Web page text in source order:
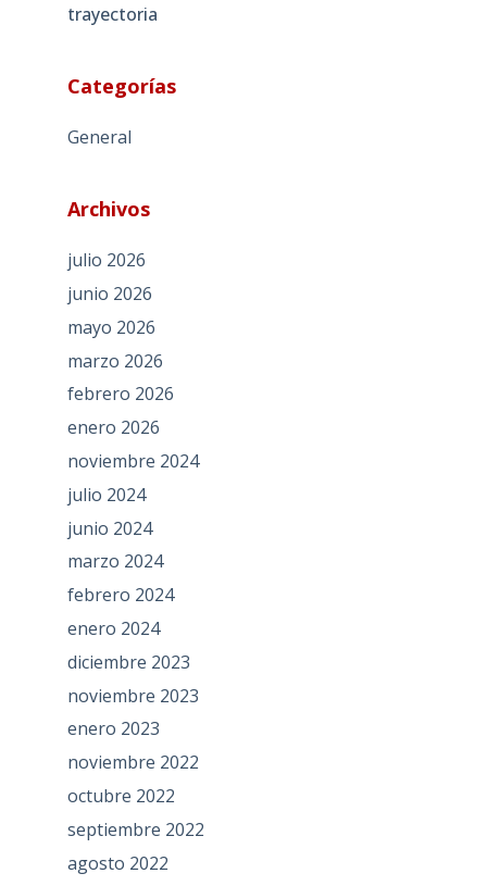
trayectoria
Categorías
General
Archivos
julio 2026
junio 2026
mayo 2026
marzo 2026
febrero 2026
enero 2026
noviembre 2024
julio 2024
junio 2024
marzo 2024
febrero 2024
enero 2024
diciembre 2023
noviembre 2023
enero 2023
noviembre 2022
octubre 2022
septiembre 2022
agosto 2022